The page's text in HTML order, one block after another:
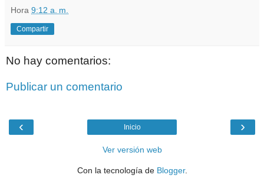
Hora 9:12 a. m.
Compartir
No hay comentarios:
Publicar un comentario
‹ ›
Inicio
Ver versión web
Con la tecnología de Blogger.